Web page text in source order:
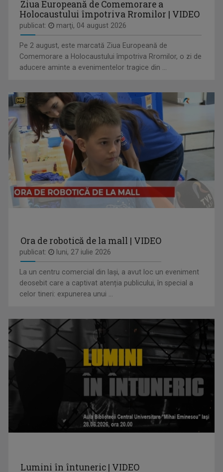
ÎNTÂLNIRI ADMIRABILE
INTERVIUL SĂPTĂMÂNII
FAMILION
Magazin de familie și divertisment
MARGA ANDREESCU
A început să lucreze la TVR Iaşi în 1998 în ...
SERGIU CIOCOIU
Emisiunile care îi poartă amprenta se numesc ...
ROXANA COSTAŞ
Pe 20 noiembrie 2006 Roxana Bratec împlinea 21 ...
Ziua Europeană de Comemorare a
Holocaustului împotriva Rromilor | VIDEO
publicat: marţi, 04 august 2026
Pe 2 august, este marcată Ziua Europeană de
Comemorare a Holocaustului împotriva Rromilor, o zi de
aducere aminte a evenimentelor tragice din ...
Ora de robotică de la mall | VIDEO
publicat: luni, 27 iulie 2026
La un centru comercial din Iași, a avut loc un eveniment
deosebit care a captivat atenția publicului, în special a
celor tineri: expunerea unui ...
Lumini în întuneric | VIDEO